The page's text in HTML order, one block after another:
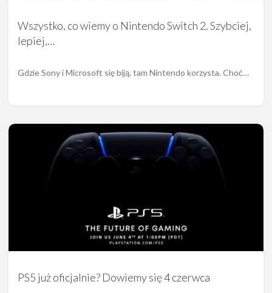
Wszystko, co wiemy o Nintendo Switch 2. Szybciej,
lepiej,…
Gdzie Sony i Microsoft się biją, tam Nintendo korzysta. Choć…
PS5 już oficjalnie? Dowiemy się 4 czerwca